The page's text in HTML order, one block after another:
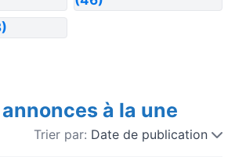
à la une
Trier par: Date de publication